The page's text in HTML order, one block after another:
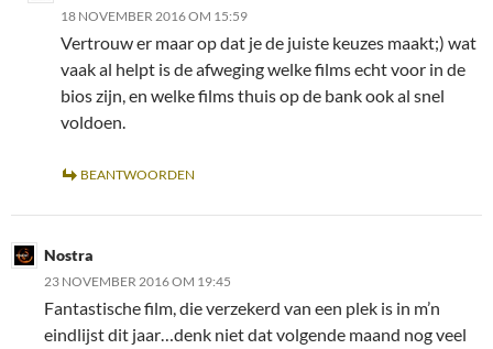
18 NOVEMBER 2016 OM 15:59
Vertrouw er maar op dat je de juiste keuzes maakt;) wat
vaak al helpt is de afweging welke films echt voor in de
bios zijn, en welke films thuis op de bank ook al snel
voldoen.
BEANTWOORDEN
Nostra
23 NOVEMBER 2016 OM 19:45
Fantastische film, die verzekerd van een plek is in m’n
eindlijst dit jaar…denk niet dat volgende maand nog veel